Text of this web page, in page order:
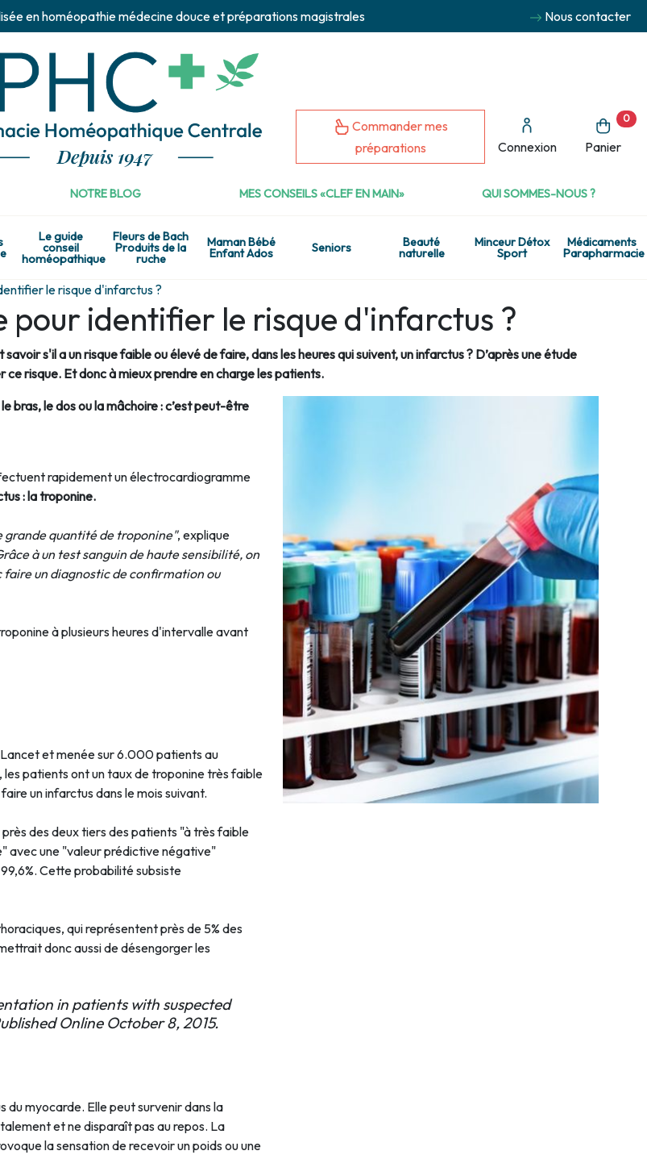
en homéopathie médecine douce et préparations magistrales Nous contacter
Commander mes
préparations
Connexion Panier
0
NOTRE BLOG MES CONSEILS «CLEF EN MAIN» QUI SOMMES-NOUS ?
Le guide
conseil
homéopathique
Fleurs de Bach
Produits de la
ruche
Maman Bébé
Enfant Ados Seniors Beauté
naturelle
Minceur Détox
Sport
Médicaments
Parapharmacie
le risque d'infarctus ?
pour identifier le risque d'infarctus ?
s'il a un risque faible ou élevé de faire, dans les heures qui suivent, un infarctus ? D’après une étude
risque. Et donc à mieux prendre en charge les patients.
bras, le dos ou la mâchoire : c’est peut-être
rapidement un électrocardiogramme
: la troponine.
grande quantité de troponine", explique
à un test sanguin de haute sensibilité, on
un diagnostic de confirmation ou
à plusieurs heures d'intervalle avant
et menée sur 6.000 patients au
patients ont un taux de troponine très faible
un infarctus dans le mois suivant.
des deux tiers des patients "à très faible
avec une "valeur prédictive négative"
Cette probabilité subsiste
qui représentent près de 5% des
donc aussi de désengorger les
in patients with suspected
Online October 8, 2015.
myocarde. Elle peut survenir dans la
et ne disparaît pas au repos. La
la sensation de recevoir un poids ou une